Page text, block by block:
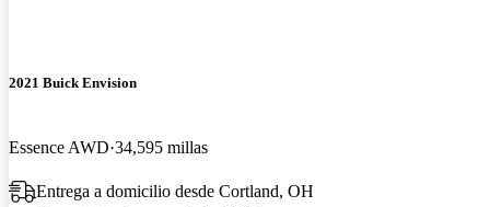
2021 Buick Envision
Essence AWD 34,595 millas
Entrega a domicilio desde Cortland, OH